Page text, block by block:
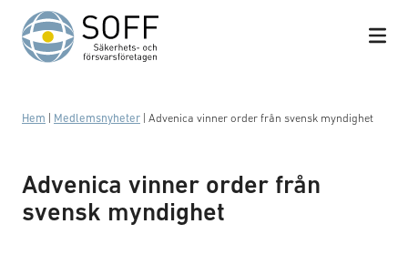
Hoppa till innehåll
Hem Medlemsnyheter Advenica vinner order från svensk myndighet
Advenica vinner order från
svensk myndighet